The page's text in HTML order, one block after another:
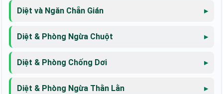
Diệt và Ngăn Chẵn Gián
Diệt & Phòng Ngừa Chuột
Diệt & Phòng Chống Dơi
Diệt & Phòng Ngừa Thằn Lằn